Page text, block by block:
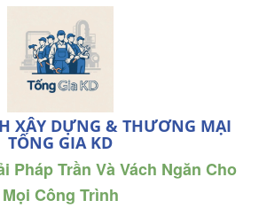
XÂY DỰNG & THƯƠNG MẠI
TỐNG GIA KD
Pháp Trần Và Vách Ngăn Cho
Mọi Công Trình